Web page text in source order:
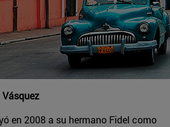
en 2008 a su hermano Fidel como